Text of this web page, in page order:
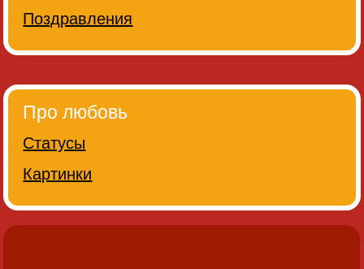
Поздравления
Про любовь
Статусы
Картинки